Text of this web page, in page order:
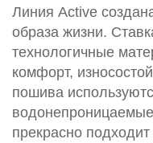
Линия Active
образа жизни.
технологичные
комфорт,
пошива
прекрасно